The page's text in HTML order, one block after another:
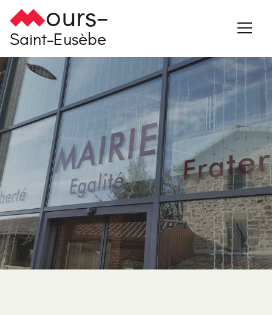
ours-
Saint-Eusèbe